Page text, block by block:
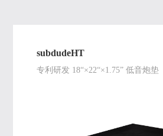
subdudeHT
专利研发 18“×22“×1.75” 低音炮垫